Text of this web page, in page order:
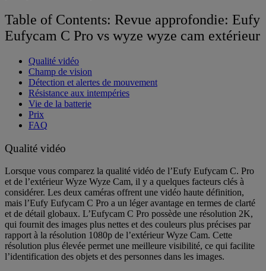
Table of Contents: Revue approfondie: Eufy
Eufycam C Pro vs wyze wyze cam extérieur
Qualité vidéo
Champ de vision
Détection et alertes de mouvement
Résistance aux intempéries
Vie de la batterie
Prix
FAQ
Qualité vidéo
Lorsque vous comparez la qualité vidéo de l’Eufy Eufycam C. Pro
et de l’extérieur Wyze Wyze Cam, il y a quelques facteurs clés à
considérer. Les deux caméras offrent une vidéo haute définition,
mais l’Eufy Eufycam C Pro a un léger avantage en termes de clarté
et de détail globaux. L’Eufycam C Pro possède une résolution 2K,
qui fournit des images plus nettes et des couleurs plus précises par
rapport à la résolution 1080p de l’extérieur Wyze Cam. Cette
résolution plus élevée permet une meilleure visibilité, ce qui facilite
l’identification des objets et des personnes dans les images.